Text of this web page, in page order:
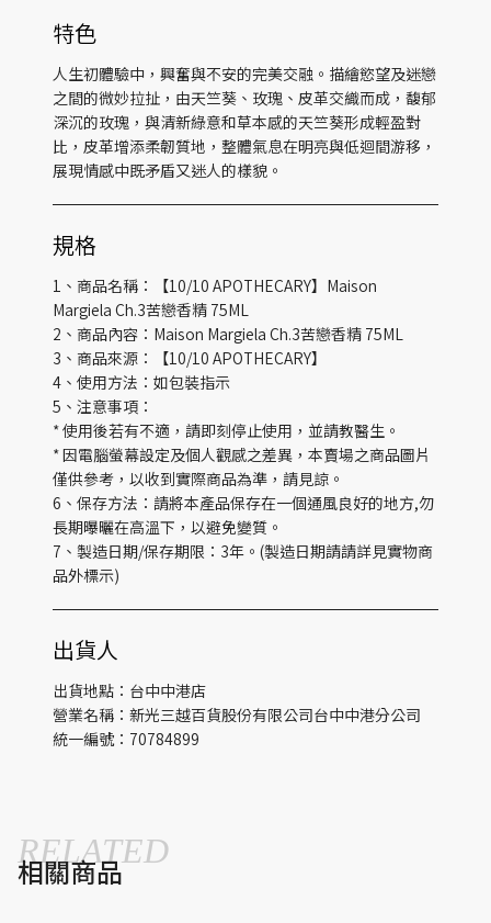
特色
人生初體驗中，興奮與不安的完美交融。描繪慾望及迷戀
之間的微妙拉扯，由天竺葵、玫瑰、皮革交織而成，馥郁
深沉的玫瑰，與清新綠意和草本感的天竺葵形成輕盈對
比，皮革增添柔韌質地，整體氣息在明亮與低迴間游移，
展現情感中既矛盾又迷人的樣貌。
規格
1、商品名稱：【10/10 APOTHECARY】Maison
Margiela Ch.3苦戀香精 75ML
2、商品內容：Maison Margiela Ch.3苦戀香精 75ML
3、商品來源：【10/10 APOTHECARY】
4、使用方法：如包裝指示
5、注意事項：
* 使用後若有不適，請即刻停止使用，並請教醫生。
* 因電腦螢幕設定及個人觀感之差異，本賣場之商品圖片
僅供參考，以收到實際商品為準，請見諒。
6、保存方法：請將本產品保存在一個通風良好的地方,勿
長期曝曬在高溫下，以避免變質。
7、製造日期/保存期限：3年。(製造日期請請詳見實物商
品外標示)
出貨人
出貨地點：台中中港店
營業名稱：新光三越百貨股份有限公司台中中港分公司
統一編號：70784899
相關商品
RELATED